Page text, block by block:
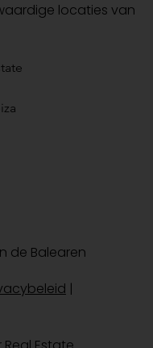
locaties van
de Balearen
|